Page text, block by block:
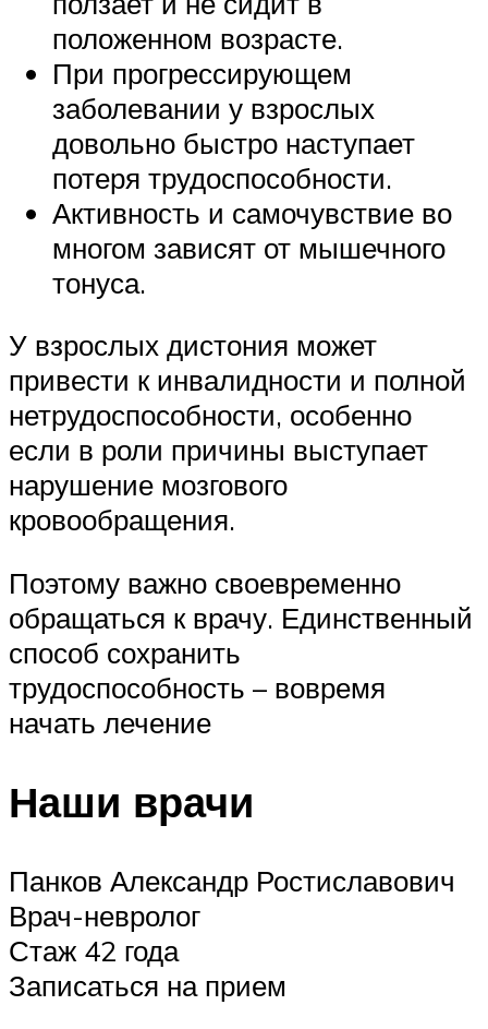
положенном возрасте.
При прогрессирующем
заболевании у взрослых
довольно быстро наступает
потеря трудоспособности.
Активность и самочувствие во
многом зависят от мышечного
тонуса.
У взрослых дистония может
привести к инвалидности и полной
нетрудоспособности, особенно
если в роли причины выступает
нарушение мозгового
кровообращения.
Поэтому важно своевременно
обращаться к врачу. Единственный
способ сохранить
трудоспособность – вовремя
начать лечение
Наши врачи
Панков Александр Ростиславович
Врач-невролог
Стаж 42 года
Записаться на прием